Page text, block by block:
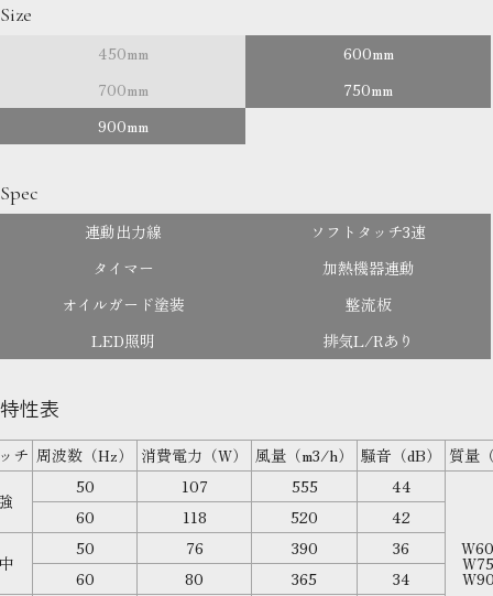
Size
450mm
600mm
700mm
750mm
900mm
Spec
連動出力線
ソフトタッチ3速
タイマー
加熱機器連動
オイルガード塗装
整流板
LED照明
排気L/Rあり
特性表
チ 周波数（Hz） 消費電力（W） 風量（m3/h） 騒音（dB） 質量
50 107 555 44
60 118 520 42
50 76 390
36
60
80 365 34